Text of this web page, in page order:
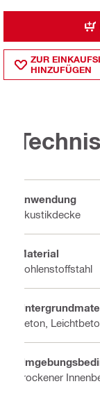
ZUR
HINZUFÜGEN
Anwendung
Akustikdecke
Material
Kohlenstoffstahl
Beton,
Trockener